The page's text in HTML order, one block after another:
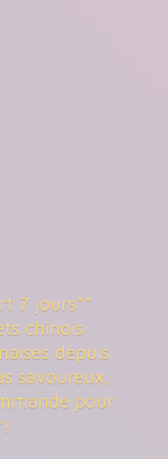
7 jours**
chinois
depuis
savoureux,
pour